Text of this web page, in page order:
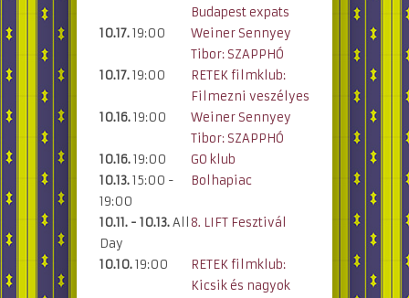
Budapest expats
10.17.19:00
Weiner Sennyey
Tibor: SZAPPHÓ
10.17.19:00
RETEK filmklub:
Filmezni veszélyes
10.16.19:00
Weiner Sennyey
Tibor: SZAPPHÓ
10.16.19:00
GO klub
10.13.15:00 -
19:00
Bolhapiac
10.11. - 10.13.All
Day
8. LIFT Fesztivál
10.10.19:00
RETEK filmklub:
Kicsik és nagyok